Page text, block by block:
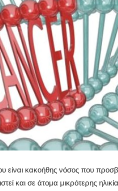
είναι κακοήθης νόσος που
και σε άτομα μικρότερης